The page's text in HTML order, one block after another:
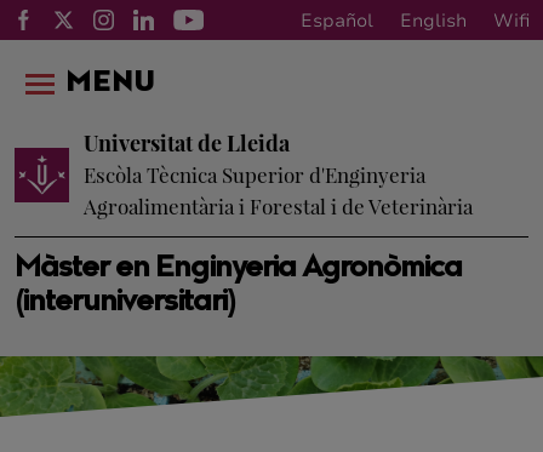
Español English Wifi
Màster en Enginyeria Agronòmica
(interuniversitari)
Universitat de Lleida
Escòla Tècnica Superior d'Enginyeria
Agroalimentària i Forestal i de Veterinària
MENU